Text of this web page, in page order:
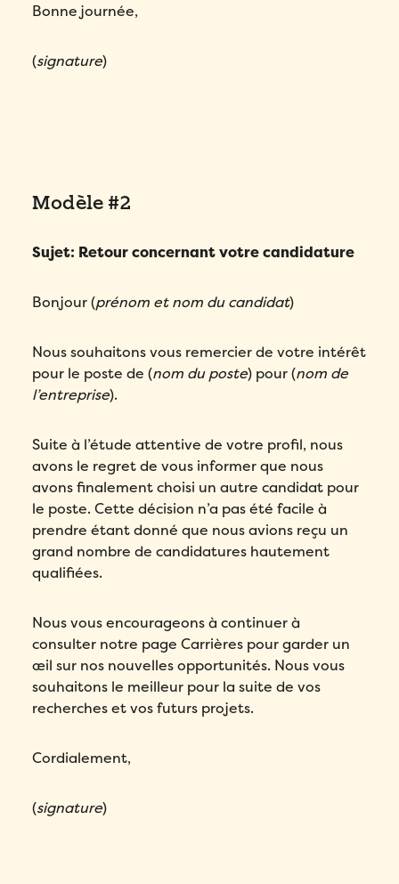
Bonne journée,
(signature)
Modèle #2
Sujet: Retour concernant votre candidature
Bonjour (prénom et nom du candidat)
Nous souhaitons vous remercier de votre intérêt
pour le poste de (nom du poste) pour (nom de
l’entreprise).
Suite à l’étude attentive de votre profil, nous
avons le regret de vous informer que nous
avons finalement choisi un autre candidat pour
le poste. Cette décision n’a pas été facile à
prendre étant donné que nous avions reçu un
grand nombre de candidatures hautement
qualifiées.
Nous vous encourageons à continuer à
consulter notre page Carrières pour garder un
œil sur nos nouvelles opportunités. Nous vous
souhaitons le meilleur pour la suite de vos
recherches et vos futurs projets.
Cordialement,
(signature)